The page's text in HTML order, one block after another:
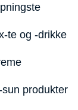
te og -drikke
produkter